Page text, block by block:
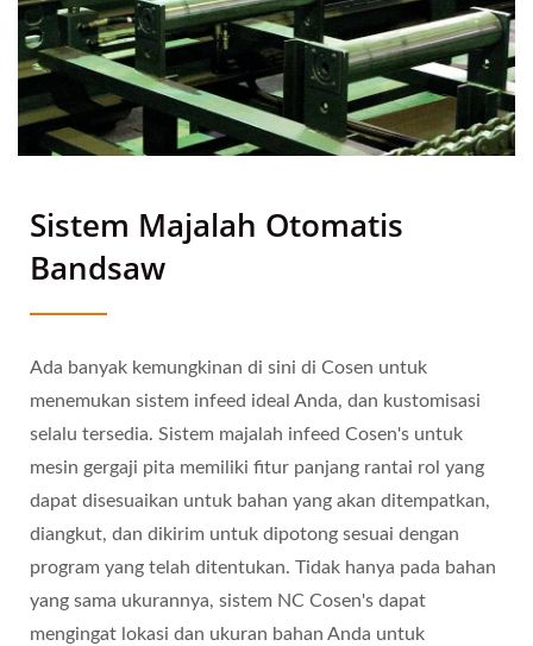
Sistem Majalah Otomatis
Bandsaw
Ada banyak kemungkinan di sini di Cosen untuk
menemukan sistem infeed ideal Anda, dan kustomisasi
selalu tersedia. Sistem majalah infeed Cosen's untuk
mesin gergaji pita memiliki fitur panjang rantai rol yang
dapat disesuaikan untuk bahan yang akan ditempatkan,
diangkut, dan dikirim untuk dipotong sesuai dengan
program yang telah ditentukan. Tidak hanya pada bahan
yang sama ukurannya, sistem NC Cosen's dapat
mengingat lokasi dan ukuran bahan Anda untuk